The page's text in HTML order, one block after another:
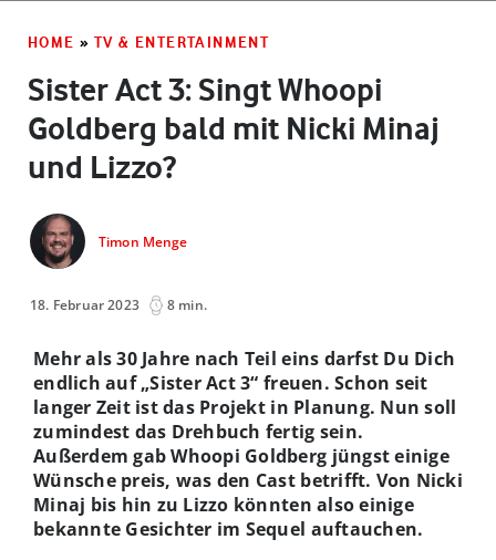
HOME » TV & ENTERTAINMENT
Sister Act 3: Singt Whoopi
Goldberg bald mit Nicki Minaj
und Lizzo?
Timon Menge
18. Februar 2023 8 min.
Mehr als 30 Jahre nach Teil eins darfst Du Dich
endlich auf „Sister Act 3“ freuen. Schon seit
langer Zeit ist das Projekt in Planung. Nun soll
zumindest das Drehbuch fertig sein.
Außerdem gab Whoopi Goldberg jüngst einige
Wünsche preis, was den Cast betrifft. Von Nicki
Minaj bis hin zu Lizzo könnten also einige
bekannte Gesichter im Sequel auftauchen.